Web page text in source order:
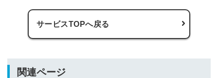
サービスTOPへ戻る
関連ページ